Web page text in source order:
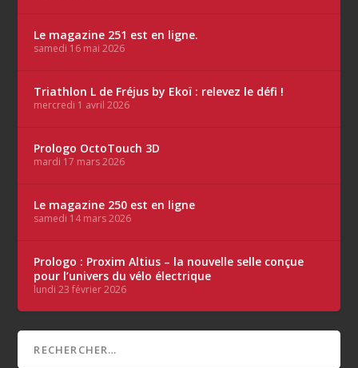
Le magazine 251 est en ligne.
samedi 16 mai 2026
Triathlon L de Fréjus by Ekoï : relevez le défi !
mercredi 1 avril 2026
Prologo OctoTouch 3D
mardi 17 mars 2026
Le magazine 250 est en ligne
samedi 14 mars 2026
Prologo : Proxim Altius – la nouvelle selle conçue
pour l’univers du vélo électrique
lundi 23 février 2026